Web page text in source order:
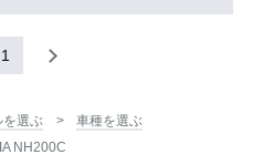
1
を選ぶ
車種を選ぶ
NH200C